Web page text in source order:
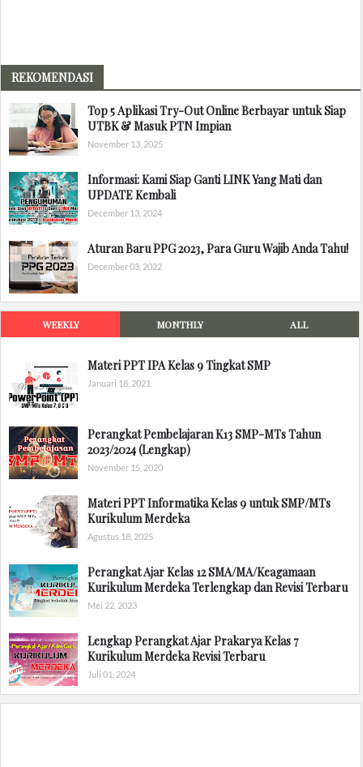
REKOMENDASI
Top 5 Aplikasi Try-Out Online Berbayar untuk Siap
UTBK & Masuk PTN Impian
November 13, 2025
Informasi: Kami Siap Ganti LINK Yang Mati dan
UPDATE Kembali
December 13, 2024
Aturan Baru PPG 2023, Para Guru Wajib Anda Tahu!
December 03, 2022
WEEKLY MONTHLY ALL
Materi PPT IPA Kelas 9 Tingkat SMP
Januari 18, 2021
Perangkat Pembelajaran K13 SMP-MTs Tahun
2023/2024 (Lengkap)
November 15, 2020
Materi PPT Informatika Kelas 9 untuk SMP/MTs
Kurikulum Merdeka
Agustus 18, 2025
Perangkat Ajar Kelas 12 SMA/MA/Keagamaan
Kurikulum Merdeka Terlengkap dan Revisi Terbaru
Mei 22, 2023
Lengkap Perangkat Ajar Prakarya Kelas 7
Kurikulum Merdeka Revisi Terbaru
Juli 01, 2024